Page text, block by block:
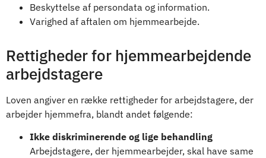
Beskyttelse af persondata og information.
Varighed af aftalen om hjemmearbejde.
Rettigheder for hjemmearbejdende
arbejdstagere
Loven angiver en række rettigheder for arbejdstagere, der
arbejder hjemmefra, blandt andet følgende:
Ikke diskriminerende og lige behandling
Arbejdstagere, der hjemmearbejder, skal have same